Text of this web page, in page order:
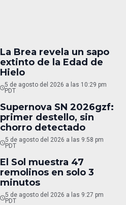
La Brea revela un sapo
extinto de la Edad de
Hielo
5 de agosto del 2026 a las 10:29 pm
PDT
Supernova SN 2026gzf:
primer destello, sin
chorro detectado
5 de agosto del 2026 a las 9:58 pm
PDT
El Sol muestra 47
remolinos en solo 3
minutos
5 de agosto del 2026 a las 9:27 pm
PDT